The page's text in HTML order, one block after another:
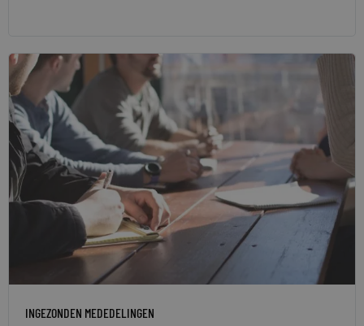
INGEZONDEN MEDEDELINGEN